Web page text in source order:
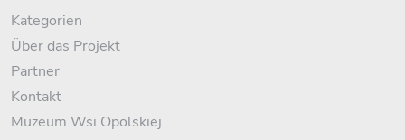
Kategorien
Über das Projekt
Partner
Kontakt
Muzeum Wsi Opolskiej